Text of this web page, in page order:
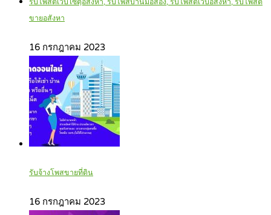
รับโพสต์เว็บไซตฺ์อสังหา, รับโพสบ้านมือสอง, รับโพสต์เว็บอสังหา, รับโพสต์
ขายอสังหา
16 กรกฎาคม 2023
รับจ้างโพสขายที่ดิน
16 กรกฎาคม 2023